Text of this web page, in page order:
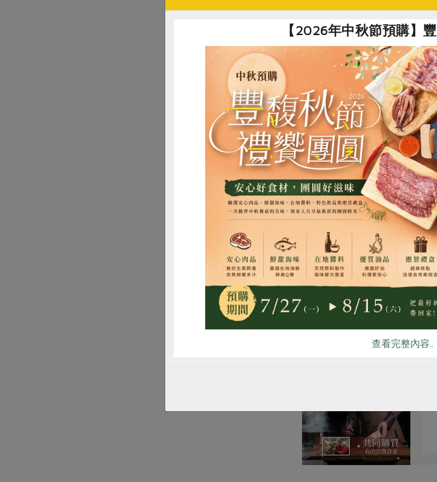
官網專案捐款＞＞https://www.huf.org.tw/civicrm/
嘖嘖募資＞＞https://r.zecz.ec/PwqS
惜食 RPET 食譜 減硝酸鹽
【2026年中秋節預購】
查看完整內容..